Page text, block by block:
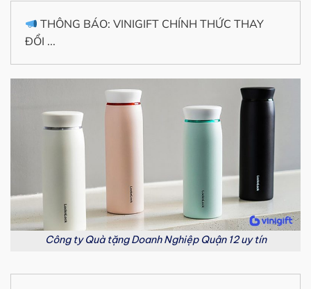
THÔNG BÁO: VINIGIFT CHÍNH THỨC THAY
ĐỔI ...
Công ty Quà tặng Doanh Nghiệp Quận 12 uy tín